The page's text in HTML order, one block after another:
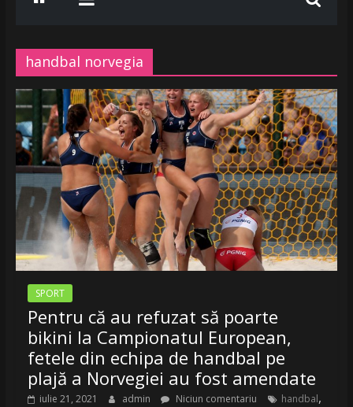
ASCULTA
HITURILE
LA
Radio
Belea
Romania
|
www.radiobelea.ro
handbal norvegia
SPORT
Pentru că au refuzat să poarte
bikini la Campionatul European,
fetele din echipa de handbal pe
plajă a Norvegiei au fost amendate
iulie 21, 2021 admin Niciun comentariu handbal,